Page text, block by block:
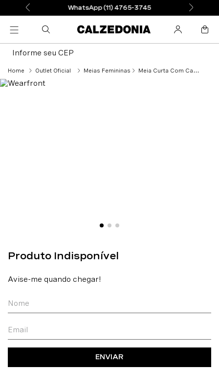
WhatsApp (11) 4765-3745
Informe seu CEP
Outlet Oficial Meias Femininas Meia Curta Com Cashmere e Glitter - Rosa
ENVIAR